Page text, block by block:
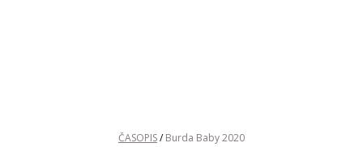
ČASOPIS/ Burda Baby 2020